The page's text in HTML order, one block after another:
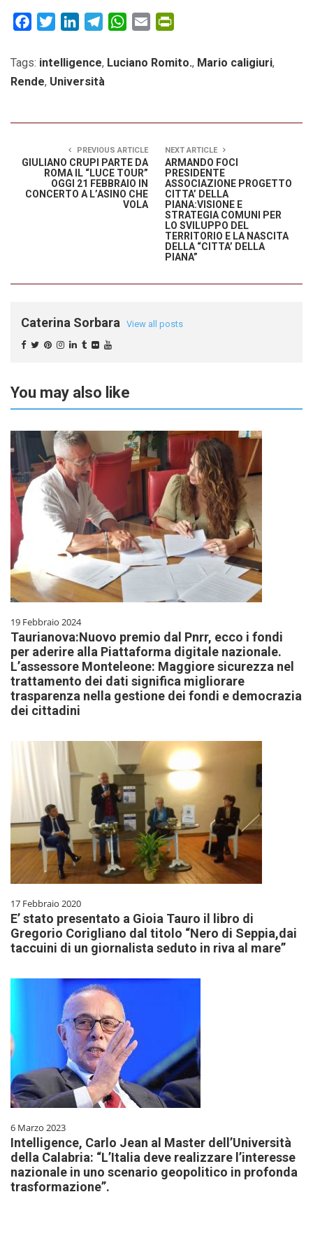
FacebookTwitterLinkedInTelegramWhatsApp
Email
Tags: intelligence, Luciano Romito., Mario caligiuri,
Rende, Università
PREVIOUS ARTICLE
GIULIANO CRUPI PARTE DA
ROMA IL “LUCE TOUR”
OGGI 21 FEBBRAIO IN
CONCERTO A L’ASINO CHE
VOLA
NEXT ARTICLE
ARMANDO FOCI
PRESIDENTE
ASSOCIAZIONE PROGETTO
CITTA’ DELLA
PIANA:VISIONE E
STRATEGIA COMUNI PER
LO SVILUPPO DEL
TERRITORIO E LA NASCITA
DELLA “CITTA’ DELLA
PIANA”
Caterina Sorbara View all posts
You may also like
19 Febbraio 2024
Taurianova:Nuovo premio dal Pnrr, ecco i fondi
per aderire alla Piattaforma digitale nazionale.
L’assessore Monteleone: Maggiore sicurezza nel
trattamento dei dati significa migliorare
trasparenza nella gestione dei fondi e democrazia
dei cittadini
17 Febbraio 2020
E’ stato presentato a Gioia Tauro il libro di
Gregorio Corigliano dal titolo “Nero di Seppia,dai
taccuini di un giornalista seduto in riva al mare”
6 Marzo 2023
Intelligence, Carlo Jean al Master dell’Università
della Calabria: “L’Italia deve realizzare l’interesse
nazionale in uno scenario geopolitico in profonda
trasformazione”.